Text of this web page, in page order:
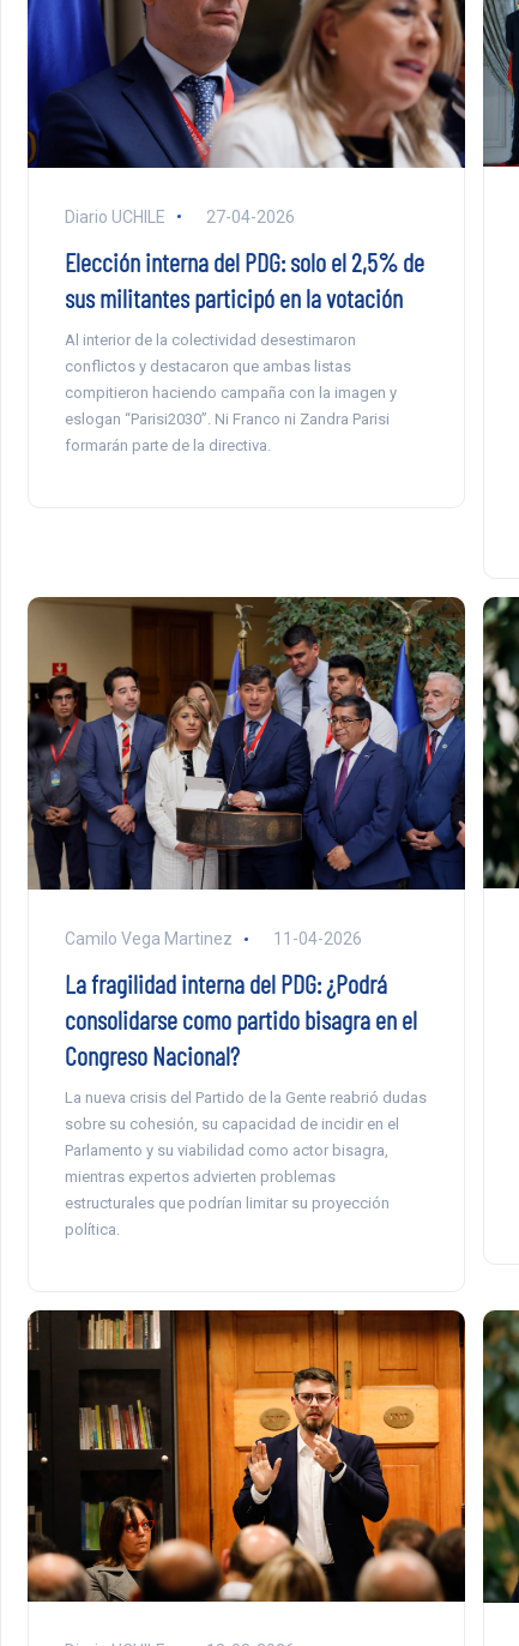
Diario UCHILE 27-04-2026
Elección interna del PDG: solo el 2,5% de
sus militantes participó en la votación
Al interior de la colectividad desestimaron
conflictos y destacaron que ambas listas
compitieron haciendo campaña con la imagen y
eslogan “Parisi2030”. Ni Franco ni Zandra Parisi
formarán parte de la directiva.
Camilo Vega Martinez 11-04-2026
La fragilidad interna del PDG: ¿Podrá
consolidarse como partido bisagra en el
Congreso Nacional?
La nueva crisis del Partido de la Gente reabrió dudas
sobre su cohesión, su capacidad de incidir en el
Parlamento y su viabilidad como actor bisagra,
mientras expertos advierten problemas
estructurales que podrían limitar su proyección
política.